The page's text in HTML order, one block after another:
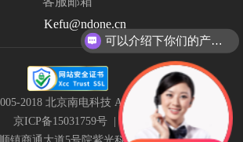
Kefu@ndone.cn
2018 北京南电科技 All Rights Reserved. |
京ICP备15031759号|
可以介绍下你们的产品么？